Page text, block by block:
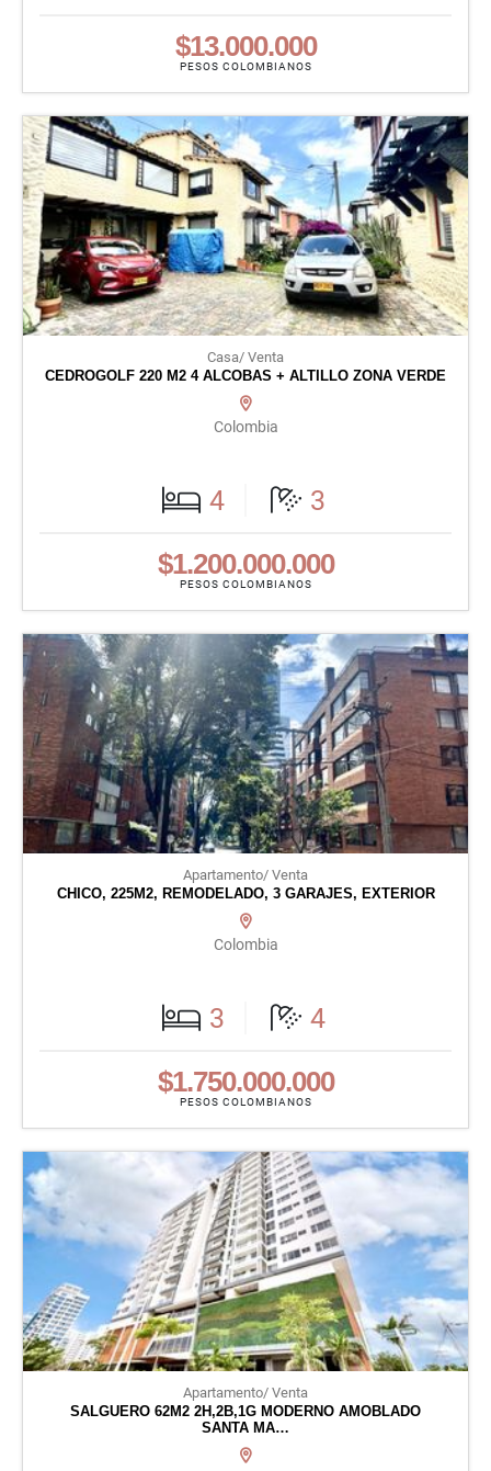
$13.000.000
PESOS COLOMBIANOS
Casa/ Venta
CEDROGOLF 220 M2 4 ALCOBAS + ALTILLO ZONA VERDE
Colombia
4 3
$1.200.000.000
PESOS COLOMBIANOS
Apartamento/ Venta
CHICO, 225M2, REMODELADO, 3 GARAJES, EXTERIOR
Colombia
3 4
$1.750.000.000
PESOS COLOMBIANOS
Apartamento/ Venta
SALGUERO 62M2 2H,2B,1G MODERNO AMOBLADO
SANTA MA…